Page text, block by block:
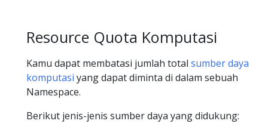
Resource Quota Komputasi
Kamu dapat membatasi jumlah total sumber daya
komputasi yang dapat diminta di dalam sebuah
Namespace.
Berikut jenis-jenis sumber daya yang didukung: